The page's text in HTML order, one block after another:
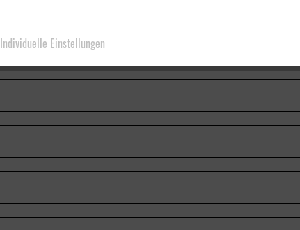
Individuelle Einstellungen